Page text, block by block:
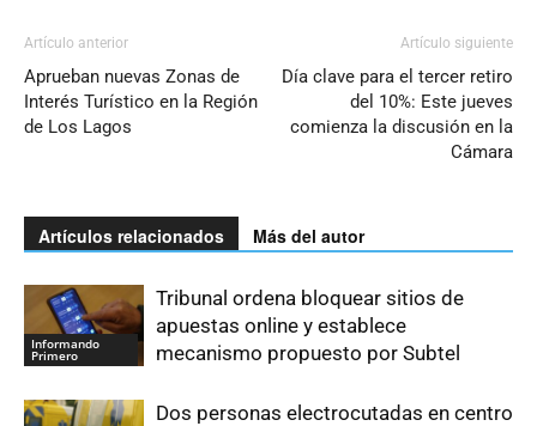
Artículo anterior
Aprueban nuevas Zonas de
Interés Turístico en la Región
de Los Lagos
Artículo siguiente
Día clave para el tercer retiro
del 10%: Este jueves
comienza la discusión en la
Cámara
Artículos relacionados Más del autor
Informando
Primero
Tribunal ordena bloquear sitios de
apuestas online y establece
mecanismo propuesto por Subtel
Dos personas electrocutadas en centro